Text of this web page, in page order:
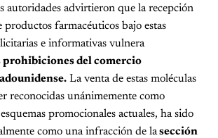
autoridades advirtieron que la recepción
farmacéuticos bajo estas
e informativas vulnera
prohibiciones del comercio
La venta de estas moléculas
reconocidas unánimemente como
promocionales actuales, ha sido
como una infracción de lasección